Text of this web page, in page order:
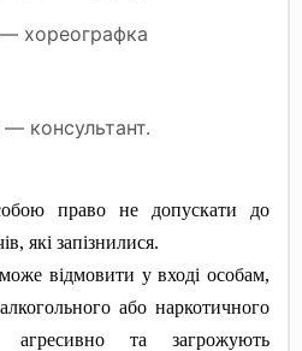
— хореографка
консультант.
право не допускати до
які запізнилися.
відмовити у вході особам,
або наркотичного
агресивно та загрожують